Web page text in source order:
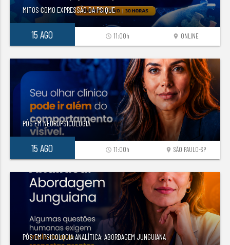
MITOS COMO EXPRESSÃO DA PSIQUE
15 AGO location_on ONLINE
access_time 11:00h
PÓS EM NEUROPSICOLOGIA
15 AGO location_on SÃO PAULO-SP
access_time 11:00h
PÓS EM PSICOLOGIA ANALÍTICA: ABORDAGEM JUNGUIANA